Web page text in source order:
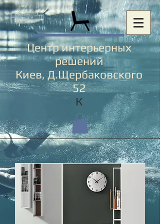
Центр интерьерных
решений
Киев, Д.Щербаковского
52
К